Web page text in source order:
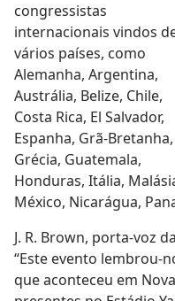
congressistas
internacionais vindos
vários países, como
Alemanha, Argentina,
Austrália, Belize, Chile,
Costa Rica, El Salvador,
Espanha, Grã-Bretanha,
Grécia, Guatemala,
Honduras, Itália,
México, Nicarágua,
J. R. Brown, porta-voz
“Este evento lembrou-
que aconteceu em